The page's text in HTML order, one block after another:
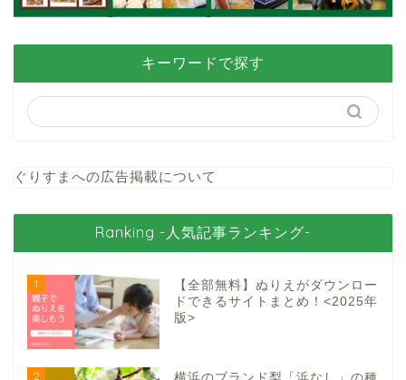
キーワードで探す
ぐりすまへの広告掲載について
Ranking -人気記事ランキング-
1
【全部無料】ぬりえがダウンロー
ドできるサイトまとめ！<2025年
版>
2